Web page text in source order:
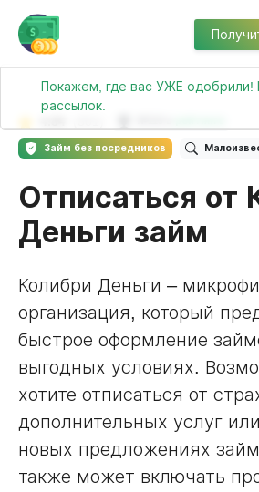
Покажем, где вас УЖЕ одобрили!
рассылок.
Займ без посредников
Отписаться от
Деньги займ
Колибри Деньги –
организация, который
быстрое оформление
выгодных условиях.
хотите отписаться от
дополнительных услуг
новых предложениях
также может включать